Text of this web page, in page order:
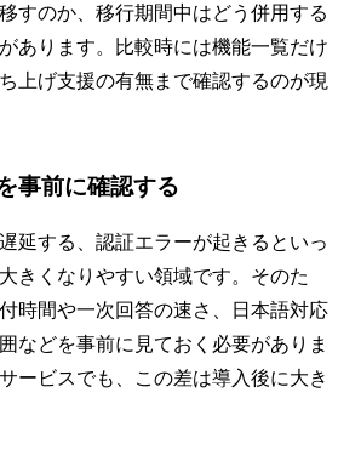
すのか、移行期間中はどう併用する
あります。比較時には機能一覧だけ
上げ支援の有無まで確認するのが現
事前に確認する
延する、認証エラーが起きるといっ
きくなりやすい領域です。そのた
時間や一次回答の速さ、日本語対応
などを事前に見ておく必要がありま
ービスでも、この差は導入後に大き